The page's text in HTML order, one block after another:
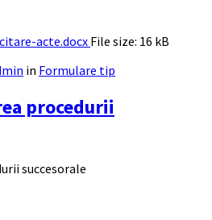
acte.docx File size: 16 kB
in Formulare tip
procedurii
succesorale